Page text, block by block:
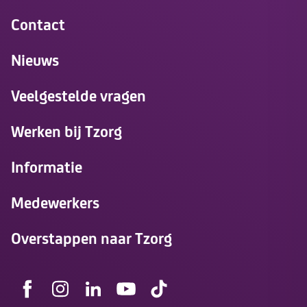
Contact
Nieuws
Veelgestelde vragen
Werken bij Tzorg
Informatie
Medewerkers
Overstappen naar Tzorg